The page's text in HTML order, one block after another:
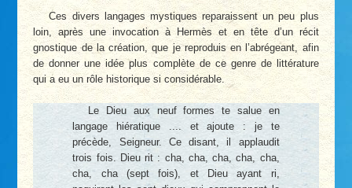
Ces divers langages mystiques reparaissent un peu plus
loin, après une invocation à Hermès et en tête d’un récit
gnostique de la création, que je reproduis en l’abrégeant, afin
de donner une idée plus complète de ce genre de littérature
qui a eu un rôle historique si considérable.
Le Dieu aux neuf formes te salue en
langage hiératique .... et ajoute : je te
précède, Seigneur. Ce disant, il applaudit
trois fois. Dieu rit : cha, cha, cha, cha, cha,
cha, cha (sept fois), et Dieu ayant ri,